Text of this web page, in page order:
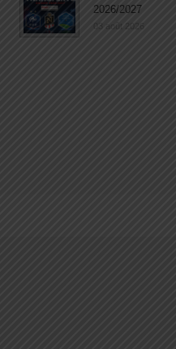
2026/2027
03 août 2026